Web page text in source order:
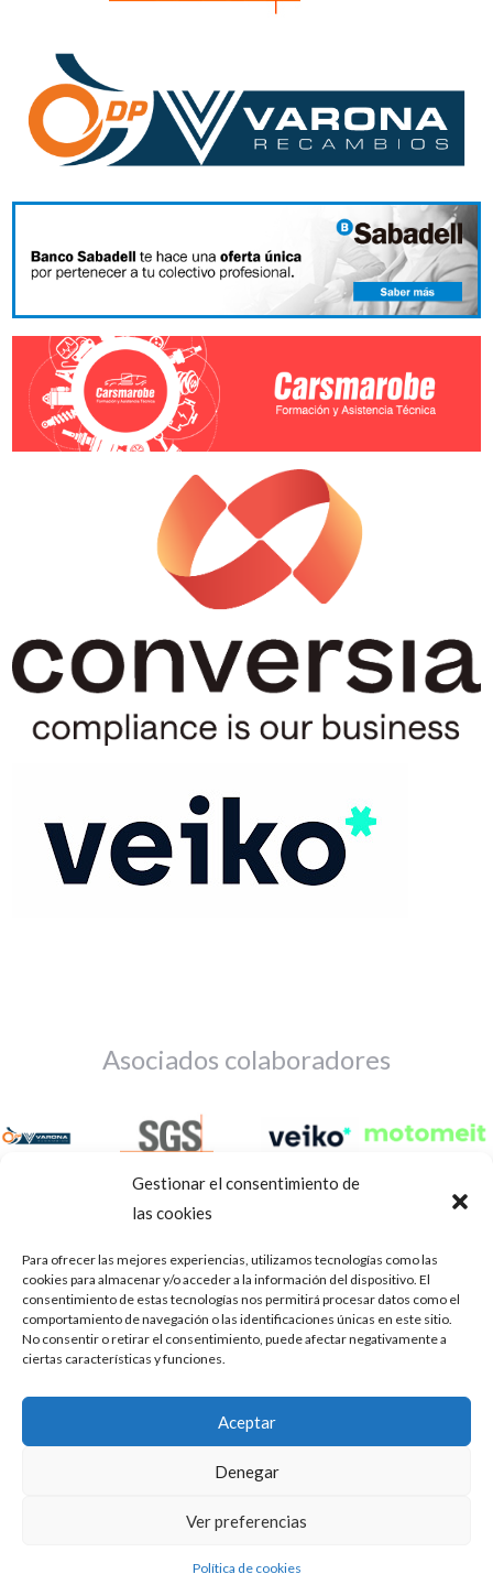
Gestionar el consentimiento de
las cookies
Para ofrecer las mejores experiencias, utilizamos tecnologías como las
cookies para almacenar y/o acceder a la información del dispositivo. El
consentimiento de estas tecnologías nos permitirá procesar datos como el
comportamiento de navegación o las identificaciones únicas en este sitio.
No consentir o retirar el consentimiento, puede afectar negativamente a
ciertas características y funciones.
Aceptar
Denegar
Ver preferencias
Política de cookies
Asociados colaboradores
Aviso Legal Política de privacidad Portal de transparencia
ASOCIACIÓN DE TALLERES DE REPARACIÓN DE
AUTOMÓVILES • CIF: G14023832
Mediación, Arbitraje y Conciliación, de la Consejería de Empleo
Puedes aprender más sobre qué cookies utilizamos o